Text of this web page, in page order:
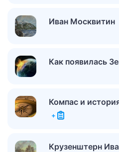
Иван Москвитин
Как появилась
Компас и
+
Крузенштерн